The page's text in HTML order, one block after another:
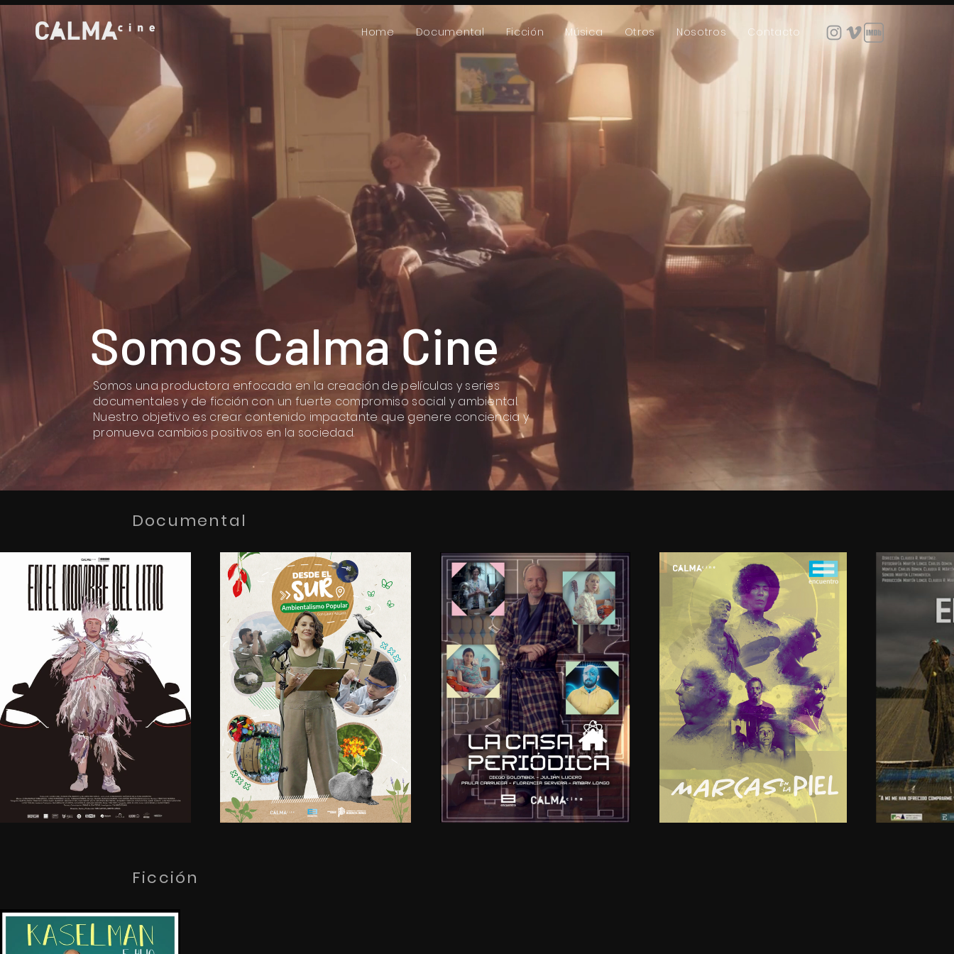
Home Documental Ficción Música Otros Nosotros Contacto
Somos Calma Cine
Somos una productora enfocada en la creación de películas y series
documentales y de ficción con un fuerte compromiso social y ambiental.
Nuestro objetivo es crear contenido impactante que genere conciencia y
promueva cambios positivos en la sociedad.
Documental
Ficción